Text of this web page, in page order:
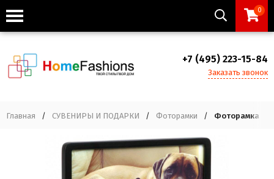
0
+7 (495) 223-15-84
Заказать звонок
Главная / СУВЕНИРЫ И ПОДАРКИ / Фоторамки / Фоторамка